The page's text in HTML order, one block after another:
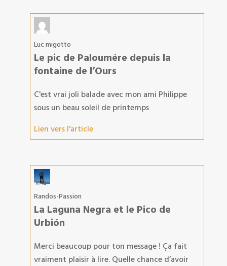
Luc migotto
Le pic de Paloumére depuis la
fontaine de l’Ours
C'est vrai joli balade avec mon ami Philippe
sous un beau soleil de printemps
Lien vers l'article
Randos-Passion
La Laguna Negra et le Pico de
Urbión
Merci beaucoup pour ton message ! Ça fait
vraiment plaisir à lire. Quelle chance d’avoir